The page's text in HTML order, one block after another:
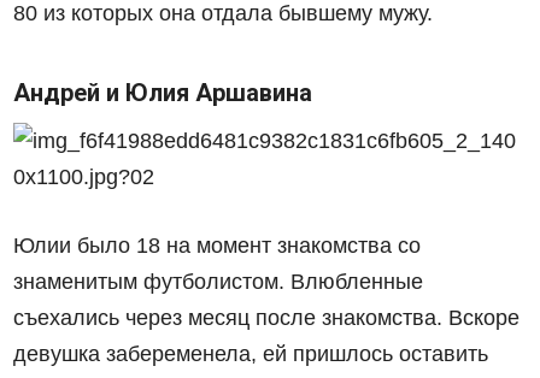
80 из которых она отдала бывшему мужу.
Андрей и Юлия Аршавина
Юлии было 18 на момент знакомства со
знаменитым футболистом. Влюбленные
съехались через месяц после знакомства. Вскоре
девушка забеременела, ей пришлось оставить